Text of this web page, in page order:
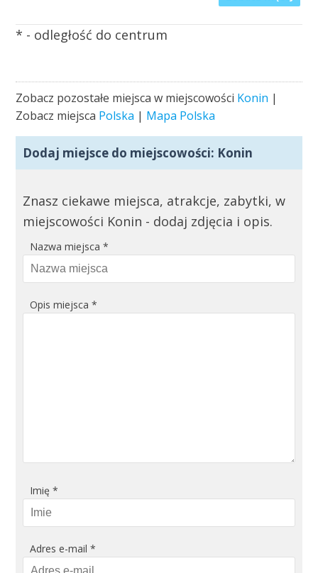
* - odległość do centrum
Zobacz pozostałe miejsca w miejscowości Konin |
Zobacz miejsca Polska | Mapa Polska
Dodaj miejsce do miejscowości: Konin
Znasz ciekawe miejsca, atrakcje, zabytki, w
miejscowości Konin - dodaj zdjęcia i opis.
Nazwa miejsca*
Opis miejsca*
Imię*
Adres e-mail*